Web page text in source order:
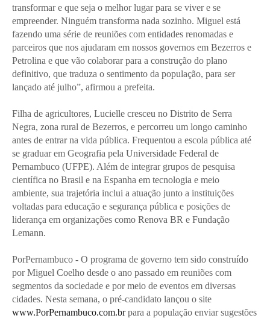
transformar e que seja o melhor lugar para se viver e se
empreender. Ninguém transforma nada sozinho. Miguel está
fazendo uma série de reuniões com entidades renomadas e
parceiros que nos ajudaram em nossos governos em Bezerros e
Petrolina e que vão colaborar para a construção do plano
definitivo, que traduza o sentimento da população, para ser
lançado até julho”, afirmou a prefeita.
Filha de agricultores, Lucielle cresceu no Distrito de Serra
Negra, zona rural de Bezerros, e percorreu um longo caminho
antes de entrar na vida pública. Frequentou a escola pública até
se graduar em Geografia pela Universidade Federal de
Pernambuco (UFPE). Além de integrar grupos de pesquisa
científica no Brasil e na Espanha em tecnologia e meio
ambiente, sua trajetória inclui a atuação junto a instituições
voltadas para educação e segurança pública e posições de
liderança em organizações como Renova BR e Fundação
Lemann.
PorPernambuco - O programa de governo tem sido construído
por Miguel Coelho desde o ano passado em reuniões com
segmentos da sociedade e por meio de eventos em diversas
cidades. Nesta semana, o pré-candidato lançou o site
www.PorPernambuco.com.brpara a população enviar sugestões